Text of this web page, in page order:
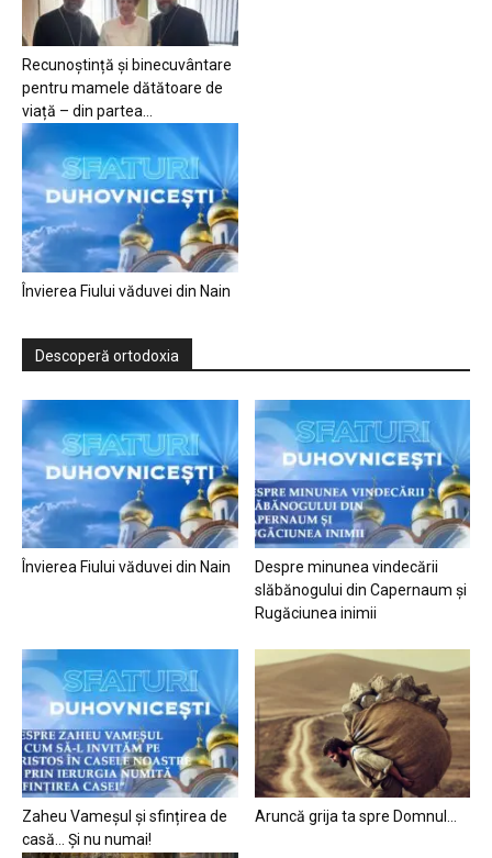
Recunoștință și binecuvântare
pentru mamele dătătoare de
viață – din partea...
Învierea Fiului văduvei din Nain
Descoperă ortodoxia
Învierea Fiului văduvei din Nain
Despre minunea vindecării
slăbănogului din Capernaum și
Rugăciunea inimii
Zaheu Vameșul și sfințirea de
casă… Și nu numai!
Aruncă grija ta spre Domnul…